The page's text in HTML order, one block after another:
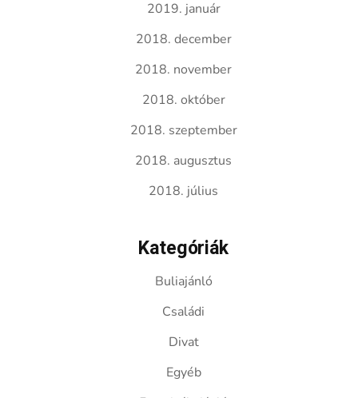
2019. január
2018. december
2018. november
2018. október
2018. szeptember
2018. augusztus
2018. július
Kategóriák
Buliajánló
Családi
Divat
Egyéb